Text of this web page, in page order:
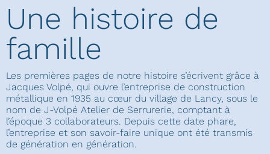
Une histoire de
famille
Les premières pages de notre histoire s’écrivent grâce à
Jacques Volpé, qui ouvre l’entreprise de construction
métallique en 1935 au cœur du village de Lancy, sous le
nom de J-Volpé Atelier de Serrurerie, comptant à
l’époque 3 collaborateurs. Depuis cette date phare,
l’entreprise et son savoir-faire unique ont été transmis
de génération en génération.